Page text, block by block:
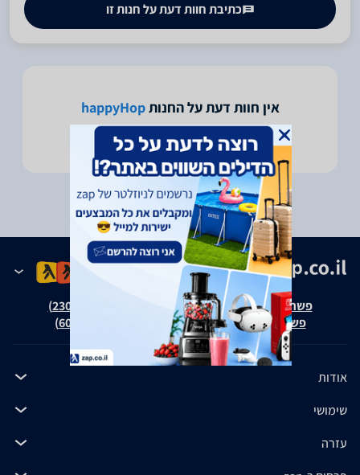
כתיבת חוות דעת על חנות זו
אין חוות דעת על החנותhappyHop
היה הראשון לכתוב חוות דעת על חנות זו - לחץ כאן
פשרה בת"צ אבנצ'יק נ' זאפ גרופ (ת"צ 23008-08-20)
פשרה בת"צ כהנים נ' זאפ גרופ (ת"צ 60371-12-19)
אודות
שימושי
עזרה